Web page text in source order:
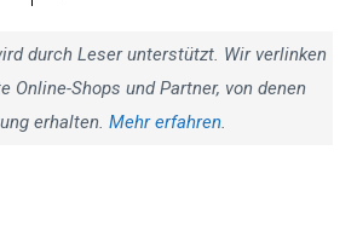
durch Leser unterstützt. Wir verlinken
Online-Shops und Partner, von denen
erhalten. Mehr erfahren.